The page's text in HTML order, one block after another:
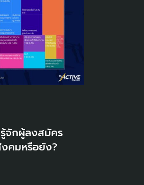
จักผู้ลงสมัคร
คมหรือยัง?